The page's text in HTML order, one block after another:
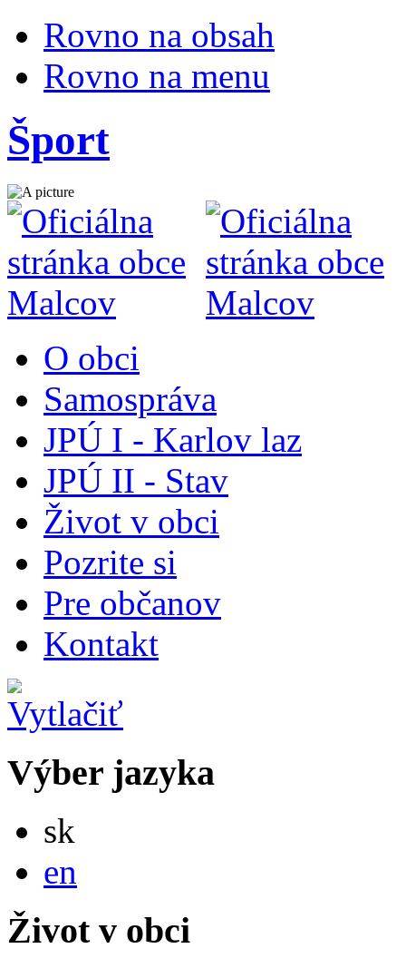
Rovno na obsah
Rovno na menu
Šport
O obci
Samospráva
JPÚ I - Karlov laz
JPÚ II - Stav
Život v obci
Pozrite si
Pre občanov
Kontakt
Výber jazyka
sk
en
Život v obci